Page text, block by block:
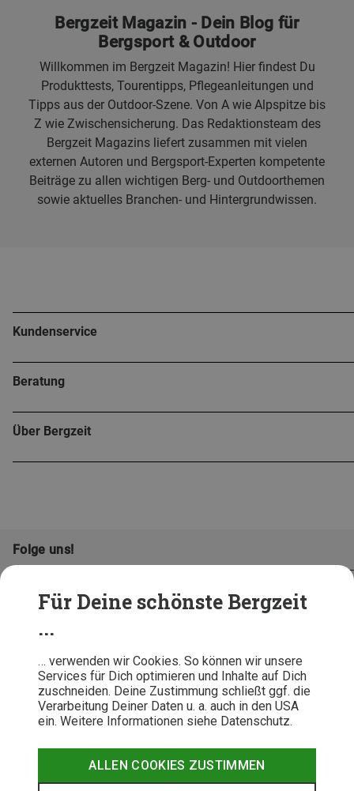
Für Deine schönste Bergzeit
...
… verwenden wir Cookies. So können wir unsere
Services für Dich optimieren und Inhalte auf Dich
zuschneiden. Deine Zustimmung schließt ggf. die
Verarbeitung Deiner Daten u. a. auch in den USA
ein. Weitere Informationen siehe Datenschutz.
ALLEN COOKIES ZUSTIMMEN
Bergzeit Magazin - Dein Blog für
Bergsport & Outdoor
Willkommen im Bergzeit Magazin! Hier findest Du
Produkttests, Tourentipps, Pflegeanleitungen und
Tipps aus der Outdoor-Szene. Von A wie Alpspitze bis
Z wie Zwischensicherung. Das Redaktionsteam des
Bergzeit Magazins liefert zusammen mit vielen
externen Autoren und Bergsport-Experten kompetente
Beiträge zu allen wichtigen Berg- und Outdoorthemen
sowie aktuelles Branchen- und Hintergrundwissen.
Kundenservice
Beratung
Über Bergzeit
Folge uns!